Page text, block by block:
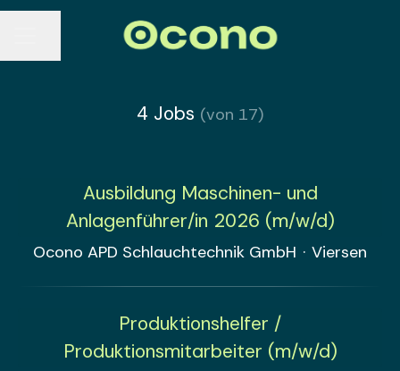
4 Jobs (von 17)
Ausbildung Maschinen- und
Anlagenführer/in 2026 (m/w/d)
Ocono APD Schlauchtechnik GmbH · Viersen
Produktionshelfer /
Produktionsmitarbeiter (m/w/d)